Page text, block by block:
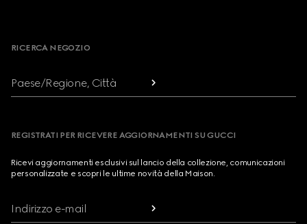
RICERCA NEGOZIO
Paese/Regione, Città
REGISTRATI PER RICEVERE AGGIORNAMENTI SU GUCCI
Ricevi aggiornamenti esclusivi sul lancio della collezione, comunicazioni
personalizzate e scopri le ultime novità della Maison.
Indirizzo e-mail